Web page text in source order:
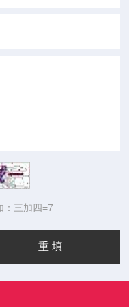
：三加四=7